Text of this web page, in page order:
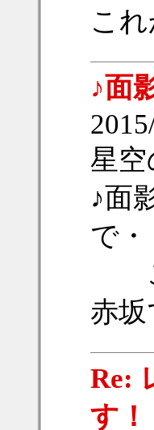
こ
♪面
星
♪面
で・
こ
赤
Re:
す！